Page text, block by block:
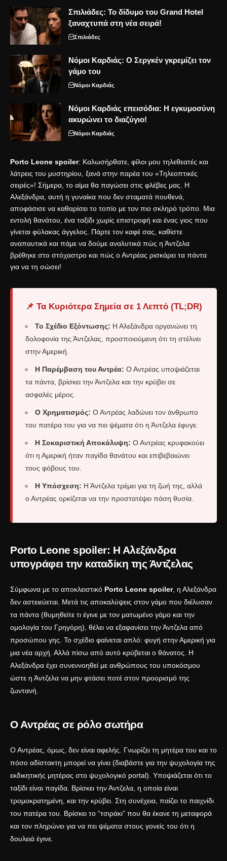
Σπιλιάδες: Το δίδυμο του Grand Hotel
ξαναχτυπά στη νέα σειρά!
Σπιλιάδες
Νόμοι Καρδιάς: Ο Σεργκέν γκρεμίζει τον
γάμο του
Νόμοι Καρδιάς
Νόμοι Καρδιάς επεισόδια: Η εγκυμοσύνη
ακυρώνει το διαζύγιο!
Νόμοι Καρδιάς
Porto Leone spoiler: Καλωσήρθατε, φίλοι μου τηλεθεατές και
λάτρεις του μυστηρίου, ξανά στην παρέα του «Τηλεοπτικές
σειρές»! Σήμερα, το αίμα θα παγώσει στις φλέβες μας. Η
Αλεξάνδρα, αυτή η γυναίκα που δεν σταματά πουθενά,
αποφάσισε να καθαρίσει το τοπίο με τον πιο σκληρό τρόπο. Μια
εντολή θανάτου, ένα ταξίδι χωρίς επιστροφή και ένας γιος που
γίνεται φύλακας άγγελος. Πάρτε τον καφέ σας, καθίστε
αναπαυτικά και πάμε να δούμε αναλυτικά πώς η Άντζελα
βρέθηκε στο στόχαστρο και πώς ο Αντρέας ρισκάρει τα πάντα
για να τη σώσει!
📌 Τα Κυριότερα Σημεία σε 1 Λεπτό (TL;DR)
Το Σχέδιο Εξόντωσης: Η Αλεξάνδρα οργανώνει τη
δολοφονία της Άντζελας, προσποιούμενη ότι τη στέλνει
στην Αμερική.
Η Παρέμβαση του Αντρέα: Ο Αντρέας υποψιάζεται
τα πάντα, βρίσκει την Άντζελα και την κρύβει σε
ασφαλές μέρος.
Ο Χρηματισμός: Ο Αντρέας λαδώνει τον άνθρωπο
του πατέρα του για να πει ψέματα ότι η Άντζελα έφυγε.
Η Σοκαριστική Αποκάλυψη: Ο Αντρέας κρυφακούει
ότι η Αμερική ήταν παγίδα θανάτου και επιβεβαιώνει
τους φόβους του.
Η Υπόσχεση: Η Άντζελα τρέμει για τη ζωή της, αλλά
ο Αντρέας ορκίζεται να την προστατέψει πάση θυσία.
Porto Leone spoiler: Η Αλεξάνδρα
υπογράφει την καταδίκη της Άντζελας
Σύμφωνα με το αποκλειστικό Porto Leone spoiler, η Αλεξάνδρα
δεν αστειεύεται. Μετά τις αποκαλύψεις στον γάμο που διέλυσαν
τα πάντα (θυμηθείτε τι έγινε με τον ματωμένο γάμο και την
ομολογία του Γρηγόρη), θέλει να εξαφανίσει την Άντζελα από
προσώπου γης. Το σχέδιο φαίνεται απλό: φυγή στην Αμερική για
μια νέα αρχή. Αλλά πίσω από αυτό κρύβεται ο θάνατος. Η
Αλεξάνδρα έχει συνεννοηθεί με ανθρώπους του υποκόσμου
ώστε η Άντζελα να μην φτάσει ποτέ στον προορισμό της
ζωντανή.
Ο Αντρέας σε ρόλο σωτήρα
Ο Αντρέας, όμως, δεν είναι αφελής. Γνωρίζει τη μητέρα του και το
πόσο αδίστακτη μπορεί να γίνει (διαβάστε για την ψυχολογία της
εκδικητικής μητέρας στο ψυχολογικό portal). Υποψιάζεται ότι το
ταξίδι είναι παγίδα. Βρίσκει την Άντζελα, η οποία είναι
τρομοκρατημένη, και την κρύβει. Στη συνέχεια, παίζει το παιχνίδι
του πατέρα του. Βρίσκει το “τσιράκι” που θα έκανε τη μεταφορά
και τον πληρώνει για να πει ψέματα στους γονείς του ότι η
δουλειά έγινε.